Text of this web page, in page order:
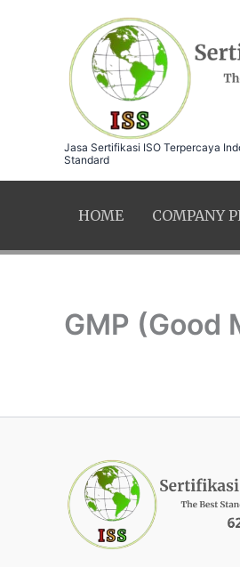
Jasa Sertifikasi ISO Terpercaya
Standard
HOME COMPANY
GMP (Good